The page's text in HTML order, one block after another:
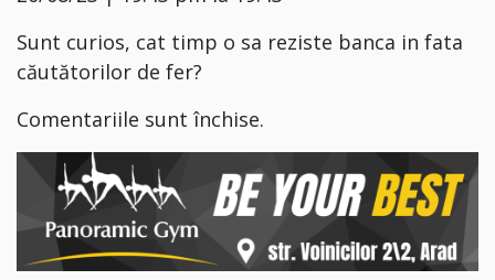
Sunt curios, cat timp o sa reziste banca in fata
căutătorilor de fer?
Comentariile sunt închise.